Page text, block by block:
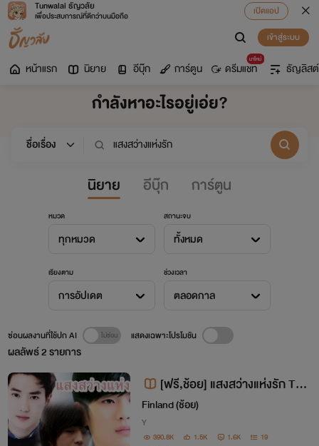
Tunwalai ธัญวลัย
เพื่อประสบการณ์ที่ดีกว่าบนมือถือ
เปิดแอป
เข้าสู่ระบบ
หน้าแรก นิยาย อีบุ๊ก การ์ตูน
มาใหม่
ดรีมแชท ธัญลิสต์
กำลังหาอะไรอยู่เอ่ย?
นิยาย อีบุ๊ก การ์ตูน
หมวด
ทุกหมวด
สถานะจบ
ทั้งหมด
เรียงตาม
การอัปเดต
ช่วงเวลา
ตลอดกาล
ผลลัพธ์2รายการ
ซ่อนผลงานที่ใช้ปก AI แสดงเฉพาะโปรโมชัน
[ฟรี,ช้อย] แสงสว่างแห่งรัก The
light of love ❤ 3P, NC20+
Finland (ช้อย)
Y
390.8K 1.5K 1.6K 19